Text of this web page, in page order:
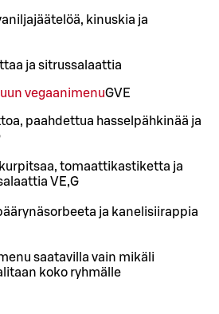
kinuskia ja
ja sitrussalaattia
vegaanimenuGVE
paahdettua hasselpähkinää ja
tomaattikastiketta ja
VE,G
ja kanelisiirappia
saatavilla vain mikäli
koko ryhmälle